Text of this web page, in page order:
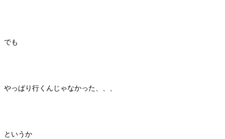
でも
やっぱり行くんじゃなかった、、、
というか